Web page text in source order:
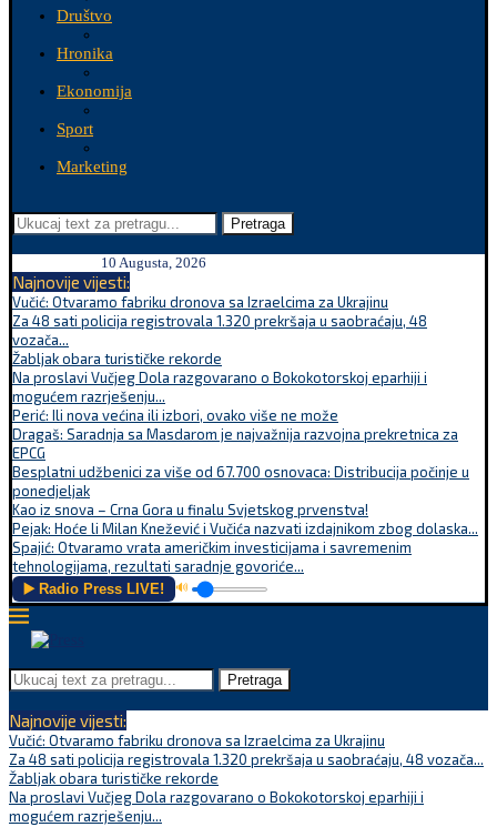
Društvo
Hronika
Ekonomija
Sport
Marketing
Pretraga
10 Augusta, 2026
Najnovije vijesti:
Vučić: Otvaramo fabriku dronova sa Izraelcima za Ukrajinu
Za 48 sati policija registrovala 1.320 prekršaja u saobraćaju, 48
vozača...
Žabljak obara turističke rekorde
Na proslavi Vučjeg Dola razgovarano o Bokokotorskoj eparhiji i
mogućem razrješenju...
Perić: Ili nova većina ili izbori, ovako više ne može
Dragaš: Saradnja sa Masdarom je najvažnija razvojna prekretnica za
EPCG
Besplatni udžbenici za više od 67.700 osnovaca: Distribucija počinje u
ponedjeljak
Kao iz snova – Crna Gora u finalu Svjetskog prvenstva!
Pejak: Hoće li Milan Knežević i Vučića nazvati izdajnikom zbog dolaska...
Spajić: Otvaramo vrata američkim investicijama i savremenim
tehnologijama, rezultati saradnje govoriće...
▶️ Radio Press LIVE! 🔊
Pretraga
Najnovije vijesti:
Vučić: Otvaramo fabriku dronova sa Izraelcima za Ukrajinu
Za 48 sati policija registrovala 1.320 prekršaja u saobraćaju, 48 vozača...
Žabljak obara turističke rekorde
Na proslavi Vučjeg Dola razgovarano o Bokokotorskoj eparhiji i
mogućem razrješenju...